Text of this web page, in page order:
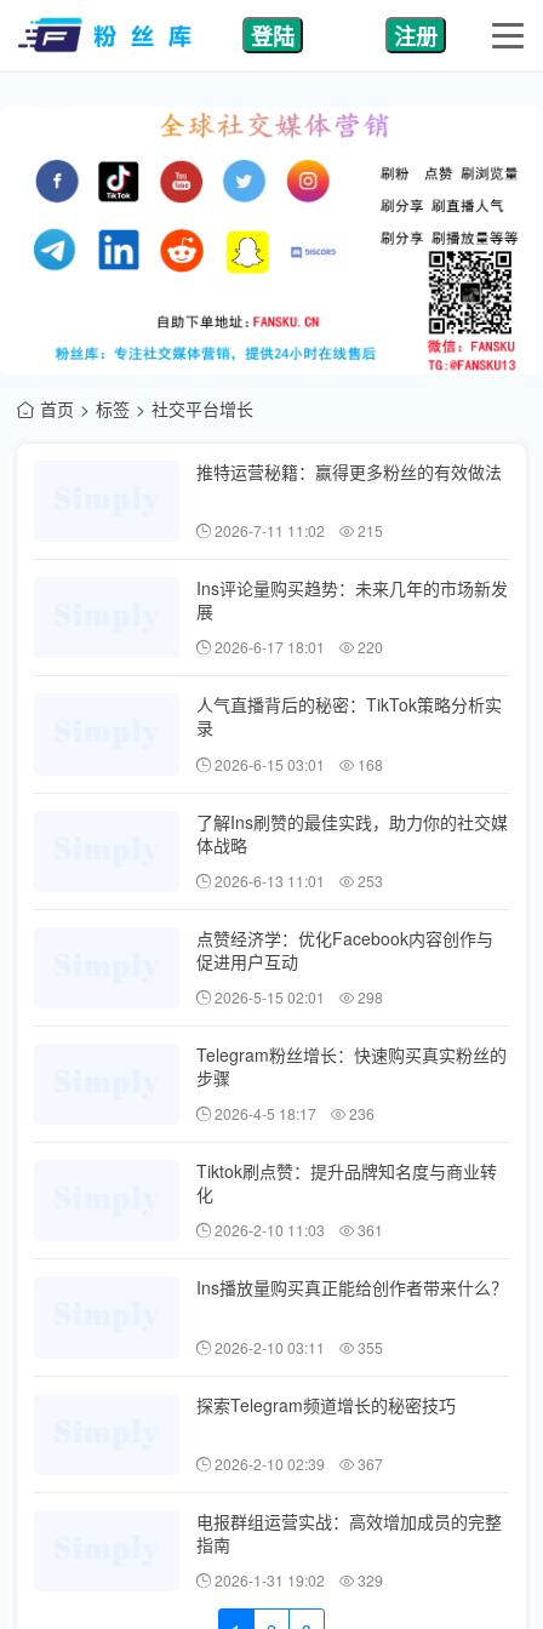
登陆 注册
首页 标签 社交平台增长
推特运营秘籍：赢得更多粉丝的有效做法
2026-7-11 11:02 215
Ins评论量购买趋势：未来几年的市场新发
展
2026-6-17 18:01 220
人气直播背后的秘密：TikTok策略分析实
录
2026-6-15 03:01 168
了解Ins刷赞的最佳实践，助力你的社交媒
体战略
2026-6-13 11:01 253
点赞经济学：优化Facebook内容创作与
促进用户互动
2026-5-15 02:01 298
Telegram粉丝增长：快速购买真实粉丝的
步骤
2026-4-5 18:17 236
Tiktok刷点赞：提升品牌知名度与商业转
化
2026-2-10 11:03 361
Ins播放量购买真正能给创作者带来什么？
2026-2-10 03:11 355
探索Telegram频道增长的秘密技巧
2026-2-10 02:39 367
电报群组运营实战：高效增加成员的完整
指南
2026-1-31 19:02 329